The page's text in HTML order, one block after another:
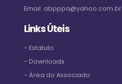
Email: abpppa@yahoo.com.br
Links Úteis
- Estatuto
- Downloads
- Área do Associado